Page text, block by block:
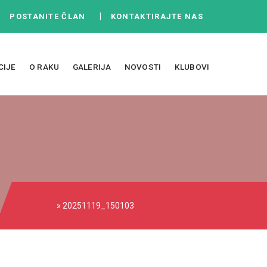
POSTANITE ČLAN KONTAKTIRAJTE NAS
O RAKU GALERIJA NOVOSTI KLUBOVI
» 20251119_150103